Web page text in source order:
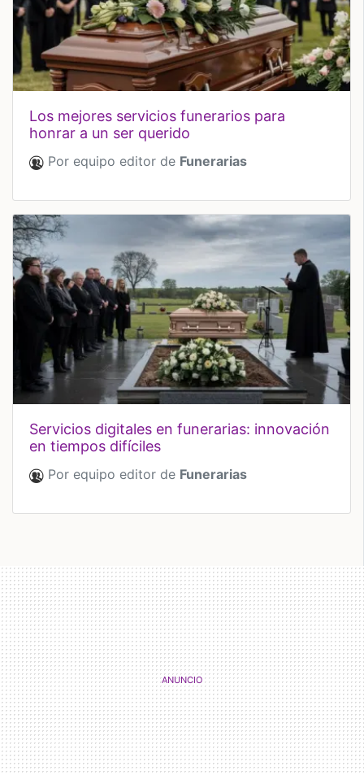
los mejores servicios funerarios para
honrar a un ser querido
Por equipo editor de Funerarias
servicios digitales en funerarias: innovación
en tiempos difíciles
Por equipo editor de Funerarias